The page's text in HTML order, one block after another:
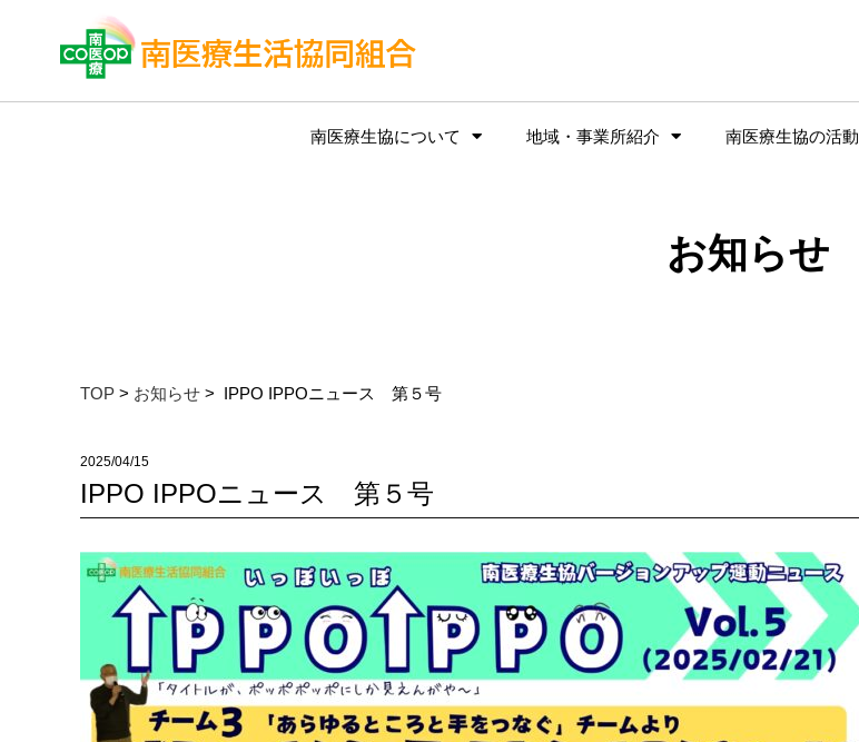
南医療生協について 地域・事業所紹介 南医療生協の活動
お知らせ
TOP > お知らせ > IPPO IPPOニュース 第５号
2025/04/15
IPPO IPPOニュース 第５号